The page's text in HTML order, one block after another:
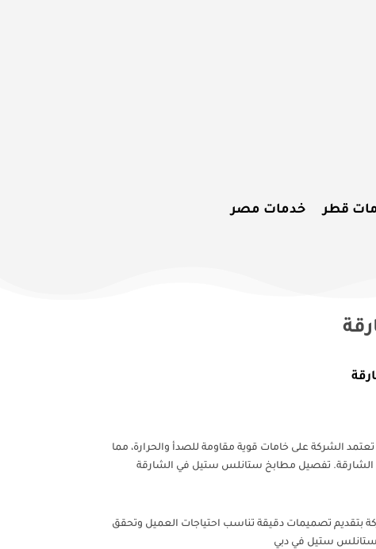
قطر خدمات مصر
الشركة على خامات قوية مقاومة للصدأ والحرارة، مما
الشارقة. تفصيل مطابخ ستانلس ستيل في الشارقة
بتقديم تصميمات دقيقة تناسب احتياجات العميل وتحقق
ستانلس ستيل في دبي